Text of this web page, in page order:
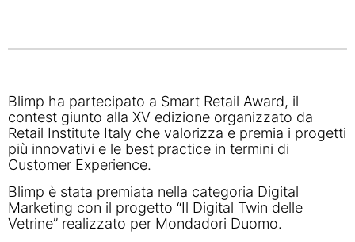
Blimp ha partecipato a Smart Retail Award, il
contest giunto alla XV edizione organizzato da
Retail Institute Italy che valorizza e premia i progetti
più innovativi e le best practice in termini di
Customer Experience.
Blimp è stata premiata nella categoria Digital
Marketing con il progetto “Il Digital Twin delle
Vetrine” realizzato per Mondadori Duomo.